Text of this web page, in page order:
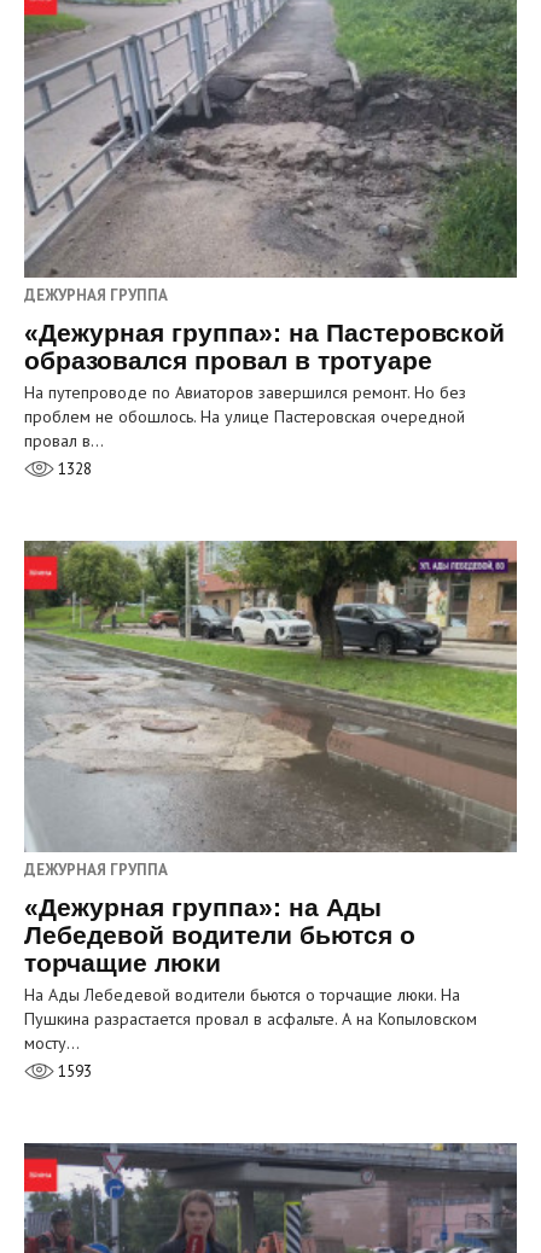
ДЕЖУРНАЯ ГРУППА
«Дежурная группа»: на Пастеровской
образовался провал в тротуаре
На путепроводе по Авиаторов завершился ремонт. Но без
проблем не обошлось. На улице Пастеровская очередной
провал в…
1328
ДЕЖУРНАЯ ГРУППА
«Дежурная группа»: на Ады
Лебедевой водители бьются о
торчащие люки
На Ады Лебедевой водители бьются о торчащие люки. На
Пушкина разрастается провал в асфальте. А на Копыловском
мосту…
1593